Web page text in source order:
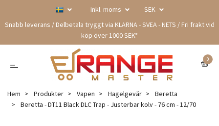
Inkl. moms
SEK
Snabb leverans / Delbetala tryggt via KLARNA - SVEA - NETS / Fri frakt vid
köp över 1000 SEK*
0
Hem Produkter Vapen Hagelgevär
Beretta
Beretta - DT11 Black DLC Trap - Justerbar kolv - 76 cm - 12/70